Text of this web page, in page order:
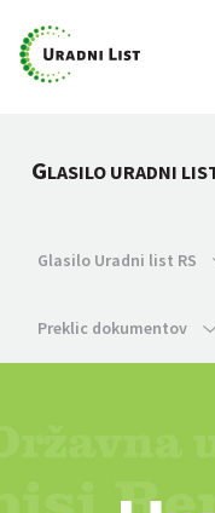
GLASILO URADNI
Glasilo Uradni list RS
Preklic dokumentov